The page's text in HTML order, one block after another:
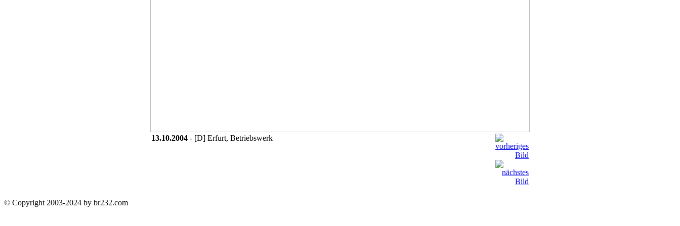
13.10.2004 - [D] Erfurt, Betriebswerk
© Copyright 2003-2024 by br232.com